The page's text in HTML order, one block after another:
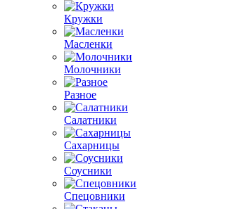
Кружки
Масленки
Молочники
Разное
Салатники
Сахарницы
Соусники
Спецовники